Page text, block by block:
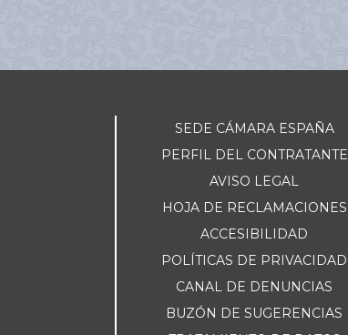
SEDE CÁMARA ESPAÑA
PERFIL DEL CONTRATANTE
AVISO LEGAL
HOJA DE RECLAMACIONES
ACCESIBILIDAD
POLÍTICAS DE PRIVACIDAD
CANAL DE DENUNCIAS
BUZÓN DE SUGERENCIAS